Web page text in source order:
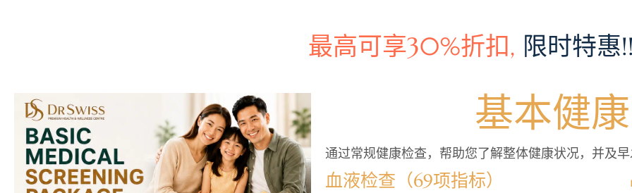
最高可享30%折扣, 限时特惠
基本健
通过常规健康检查，帮助您了解整体健康状况，并及
血液检查（69项指标）